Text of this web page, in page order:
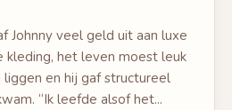
Johnny veel geld uit aan luxe
kleding, het leven moest leuk
en hij gaf structureel
“Ik leefde alsof het...